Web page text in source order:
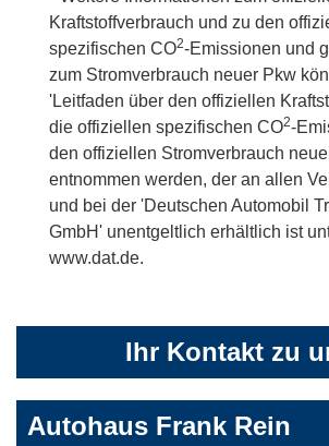
Kraftstoffverbrauch und zu den
spezifischen CO2-Emissionen und
zum Stromverbrauch neuer Pkw
'Leitfaden über den offiziellen
die offiziellen spezifischen CO2-
den offiziellen Stromverbrauch
entnommen werden, der an allen
und bei der 'Deutschen Automobil
GmbH' unentgeltlich erhältlich ist
www.dat.de.
Ihr Kontakt zu
Autohaus Frank Rein